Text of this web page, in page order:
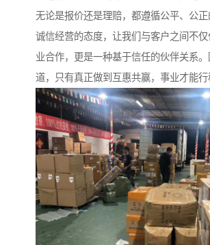
无论是报价还是理赔，都遵循公平、公
诚信经营的态度，让我们与客户之间不
业合作，更是一种基于信任的伙伴关系。
道，只有真正做到互惠共赢，事业才能行